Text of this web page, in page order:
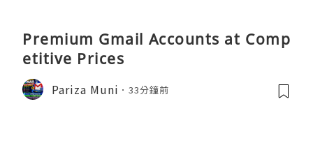
Premium Gmail Accounts at Comp
etitive Prices
Pariza Muni 33分鐘前